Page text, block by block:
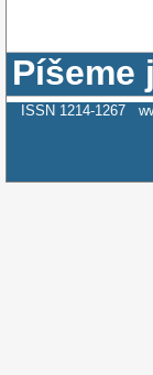
Píšeme
ISSN 1214-1267